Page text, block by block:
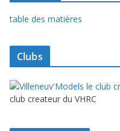
table des matières
Clubs
club createur du VHRC